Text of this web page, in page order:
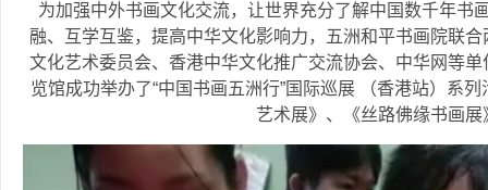
为加强中外书画文化交流，让世界充分了解中国数千年书
融、互学互鉴，提高中华文化影响力，五洲和平书画院联
文化艺术委员会、香港中华文化推广交流协会、中华网等
览馆成功举办了“中国书画五洲行”国际巡展 （香港站）
艺术展》、《丝路佛缘书画